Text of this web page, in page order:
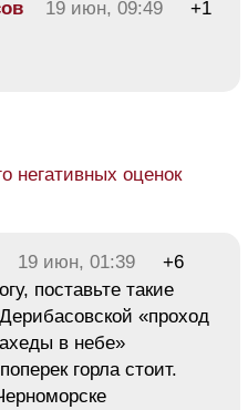
19 июн, 09:49 +1
негативных оценок
19 июн, 01:39
+6
поставьте такие
«проход
в небе»
горла стоит.